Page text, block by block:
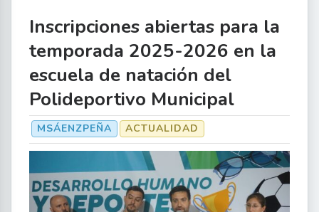
Inscripciones abiertas para la
temporada 2025-2026 en la
escuela de natación del
Polideportivo Municipal
MSÁENZPEÑA ACTUALIDAD